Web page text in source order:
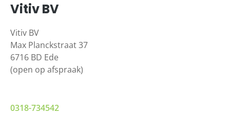
Vitiv BV
Vitiv BV
Max Planckstraat 37
6716 BD Ede
(open op afspraak)
0318-734542